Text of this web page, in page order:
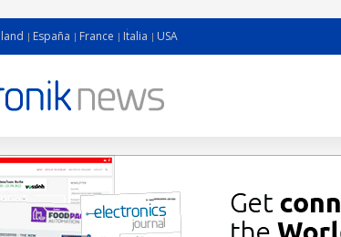
España France Italia USA